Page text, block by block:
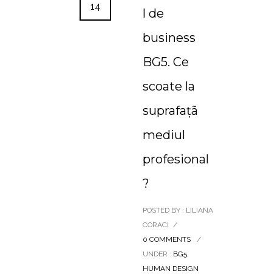
14
l de
business
BG5. Ce
scoate la
suprafaţã
mediul
profesional
?
POSTED BY : LILIANA
CORACI /
0 COMMENTS
/
UNDER : BG5,
HUMAN DESIGN